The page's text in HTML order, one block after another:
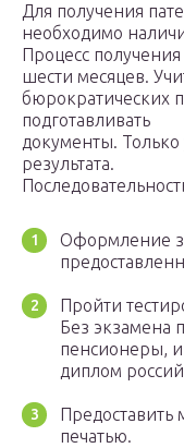
Для получения
необходимо
Процесс получения
шести месяцев.
бюрократических
подготавливать
документы. Только
результата.
Оформление
Пройти
Без экзамена
пенсионеры,
диплом
Предоставить
печатью.